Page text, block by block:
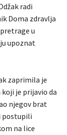
radi
Doma zdravlja
u
upoznat
zaprimila je
koji je prijavio da
njegov brat
postupili
na lice